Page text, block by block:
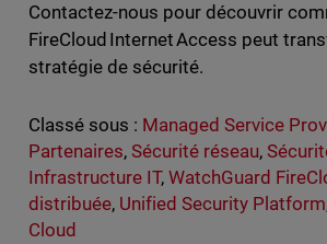
Contactez-nous pour découvrir
FireCloud Internet Access peut
stratégie de sécurité.
Classé sous : Managed Service
Partenaires, Sécurité réseau,
Infrastructure IT, WatchGuard
distribuée, Unified Security Platform
Cloud